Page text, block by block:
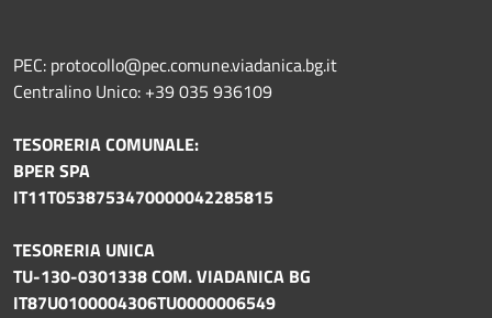
PEC: protocollo@pec.comune.viadanica.bg.it
Centralino Unico: +39 035 936109
TESORERIA COMUNALE:
BPER SPA
IT11T0538753470000042285815
TESORERIA UNICA
TU-130-0301338 COM. VIADANICA BG
IT87U0100004306TU0000006549